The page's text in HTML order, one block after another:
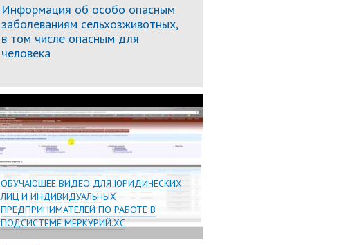
Информация об особо опасным
заболеваниям сельхозживотных,
в том числе опасным для
человека
ОБУЧАЮЩЕЕ ВИДЕО ДЛЯ ЮРИДИЧЕСКИХ
ЛИЦ И ИНДИВИДУАЛЬНЫХ
ПРЕДПРИНИМАТЕЛЕЙ ПО РАБОТЕ В
ПОДСИСТЕМЕ МЕРКУРИЙ.ХС